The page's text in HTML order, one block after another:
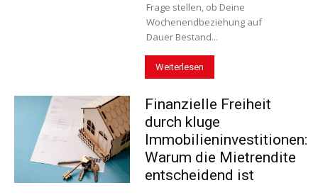
Frage stellen, ob Deine
Wochenendbeziehung auf
Dauer Bestand...
Weiterlesen
Finanzielle Freiheit
durch kluge
Immobilieninvestitionen:
Warum die Mietrendite
entscheidend ist